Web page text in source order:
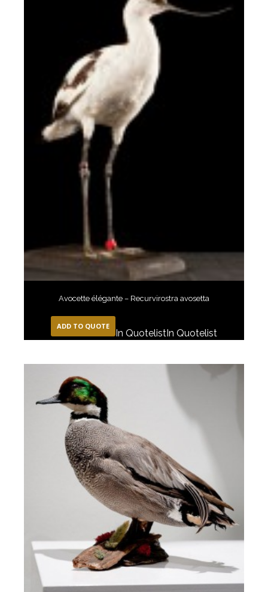
Avocette élégante – Recurvirostra avosetta
ADD TO QUOTE
In Quotelist In Quotelist